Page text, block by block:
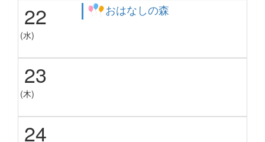
22
(水)
おはなしの森
23
(木)
24